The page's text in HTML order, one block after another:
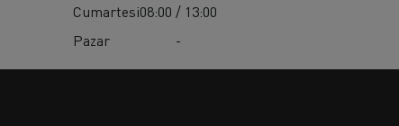
Cumartesi08:00 / 13:00
Pazar
-